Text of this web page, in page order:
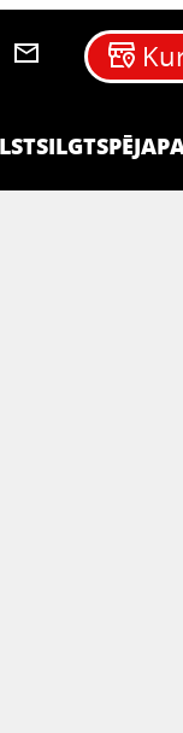
ILGTSPĒJA